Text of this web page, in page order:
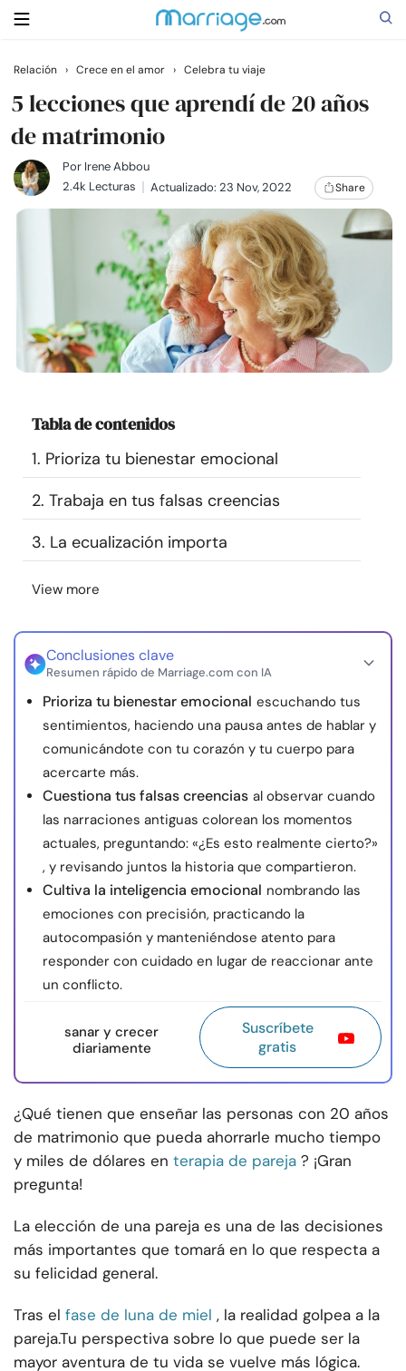
Buscar
Casarse
Relaciones
Ayuda
Cursos
Recursos
Comunidad
Sobre nosotros Contáctanos
nosotros
© Copyright 2026. Todos los derechos reservados.
Relación › Crece en el amor › Celebra tu viaje
5 lecciones que aprendí de 20 años
de matrimonio
Por Irene Abbou
2.4k Lecturas
Actualizado: 23 Nov, 2022 Share
Tabla de contenidos
1. Prioriza tu bienestar emocional
2. Trabaja en tus falsas creencias
3. La ecualización importa
View more
Conclusiones clave
Resumen rápido de Marriage.com con IA
Prioriza tu bienestar emocional escuchando tus
sentimientos, haciendo una pausa antes de hablar y
comunicándote con tu corazón y tu cuerpo para
acercarte más.
Cuestiona tus falsas creencias al observar cuando
las narraciones antiguas colorean los momentos
actuales, preguntando: «¿Es esto realmente cierto?»
, y revisando juntos la historia que compartieron.
Cultiva la inteligencia emocional nombrando las
emociones con precisión, practicando la
autocompasión y manteniéndose atento para
responder con cuidado en lugar de reaccionar ante
un conflicto.
sanar y crecer
diariamente
Suscríbete
gratis
¿Qué tienen que enseñar las personas con 20 años
de matrimonio que pueda ahorrarle mucho tiempo
y miles de dólares en terapia de pareja ? ¡Gran
pregunta!
La elección de una pareja es una de las decisiones
más importantes que tomará en lo que respecta a
su felicidad general.
Tras el fase de luna de miel , la realidad golpea a la
pareja.Tu perspectiva sobre lo que puede ser la
mayor aventura de tu vida se vuelve más lógica.